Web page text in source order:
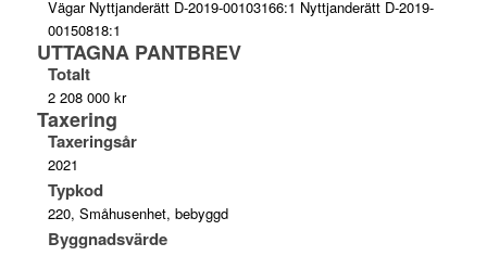
Vägar Nyttjanderätt D-2019-00103166:1 Nyttjanderätt D-2019-
00150818:1
UTTAGNA PANTBREV
Totalt
2 208 000 kr
Taxering
Taxeringsår
2021
Typkod
220, Småhusenhet, bebyggd
Byggnadsvärde